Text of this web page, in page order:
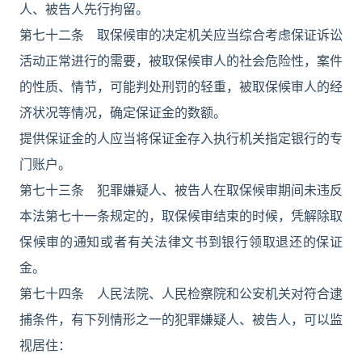
人、被告人先行拘留。
第七十二条 取保候审的决定机关应当综合考虑保证诉讼
活动正常进行的需要，被取保候审人的社会危险性，案件
的性质、情节，可能判处刑罚的轻重，被取保候审人的经
济状况等情况，确定保证金的数额。
提供保证金的人应当将保证金存入执行机关指定银行的专
门账户。
第七十三条 犯罪嫌疑人、被告人在取保候审期间未违反
本法第七十一条规定的，取保候审结束的时候，凭解除取
保候审的通知或者有关法律文书到银行领取退还的保证
金。
第七十四条 人民法院、人民检察院和公安机关对符合逮
捕条件，有下列情形之一的犯罪嫌疑人、被告人，可以监
视居住：